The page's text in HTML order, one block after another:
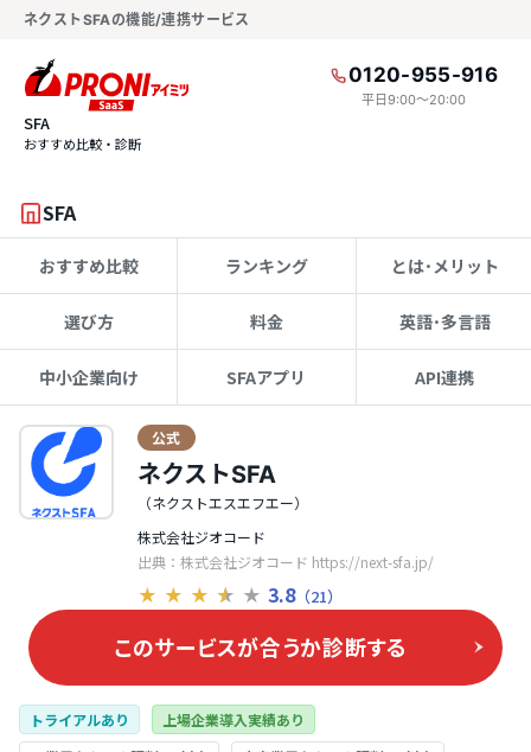
ネクストSFAの機能/連携サービス
0120-955-916
平日9:00〜20:00
SFA
おすすめ比較・診断
SFA
おすすめ比較 ランキング とは･メリット
選び方 料金 英語･多言語
中小企業向け SFAアプリ API連携
公式
ネクストSFA
（ネクストエスエフエー）
株式会社ジオコード
出典：株式会社ジオコード https://next-sfa.jp/
★ ★ ★ ★ ★ 3.8（21）
このサービスが合うか診断する
トライアルあり
上場企業導入実績あり